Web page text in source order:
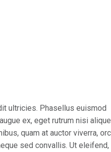
ultricies. Phasellus euismod
ex, eget rutrum nisi
quam at auctor viverra,
sed convallis. Ut eleifend,